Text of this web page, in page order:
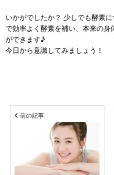
いかがでしたか？ 少しでも酵素
で効率よく酵素を補い、本来の
ができます♪
今日から意識してみましょう！
前の記事